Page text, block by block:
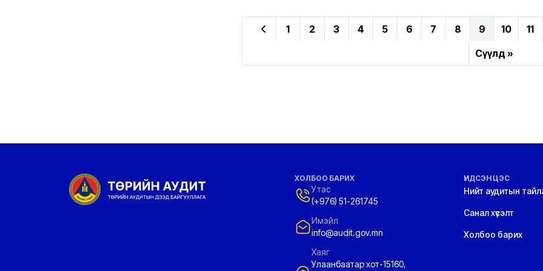
1 2 3 4 5 6 7 8 9 10
11
Сүүлд »
ХОЛБОО БАРИХ
Утас
(+976) 51-261745
Имэйл
info@audit.gov.mn
Хаяг
Улаанбаатар хот-15160,
ҮНДСЭН ЦЭС
Нийт аудитын
Санал хүсэлт
Холбоо барих